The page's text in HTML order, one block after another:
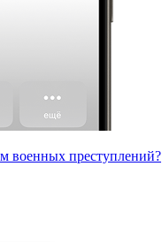
военных преступлений?